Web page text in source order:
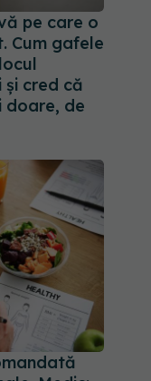
pe care o
Cum gafele
și cred că
doare, de